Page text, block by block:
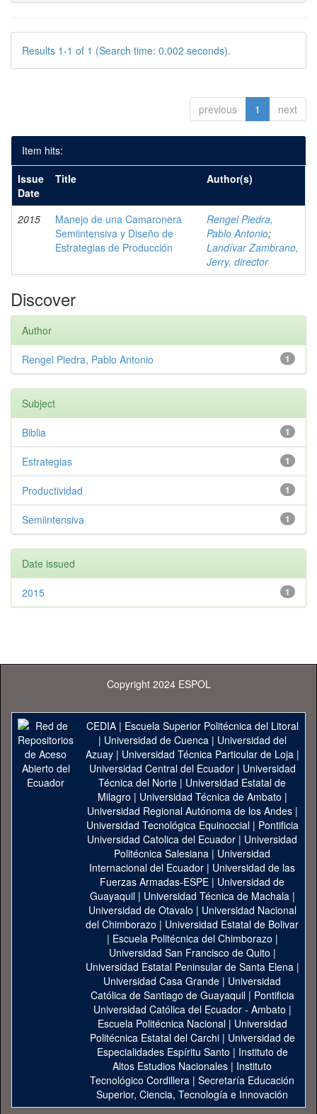
Results 1-1 of 1 (Search time: 0.002 seconds).
previous 1 next
Item hits:
Issue
Date
Title Author(s)
2015
Manejo de una Camaronera
Semiintensiva y Diseño de
Estrategias de Producción
Rengel Piedra,
Pablo Antonio;
Landívar Zambrano,
Jerry, director
Discover
Author
1
Rengel Piedra, Pablo Antonio
Subject
1
Biblia
1
Estrategias
1
Productividad
1
Semiintensiva
Date issued
1
2015
Copyright 2024 ESPOL
CEDIA| Escuela Superior Politécnica del Litoral
| Universidad de Cuenca| Universidad del
Azuay| Universidad Técnica Particular de Loja|
Universidad Central del Ecuador| Universidad
Técnica del Norte | Universidad Estatal de
Milagro | Universidad Técnica de Ambato |
Universidad Regional Autónoma de los Andes|
Universidad Tecnológica Equinoccial| Pontificia
Universidad Catolica del Ecuador | Universidad
Politécnica Salesiana | Universidad
Internacional del Ecuador | Universidad de las
Fuerzas Armadas-ESPE | Universidad de
Guayaquil| Universidad Técnica de Machala|
Universidad de Otavalo | Universidad Nacional
del Chimborazo | Universidad Estatal de Bolivar
| Escuela Politécnica del Chimborazo |
Universidad San Francisco de Quito |
Universidad Estatal Peninsular de Santa Elena|
Universidad Casa Grande | Universidad
Católica de Santiago de Guayaquil| Pontificia
Universidad Católica del Ecuador - Ambato |
Escuela Politécnica Nacional| Universidad
Politécnica Estatal del Carchi| Universidad de
Especialidades Espíritu Santo | Instituto de
Altos Estudios Nacionales | Instituto
Tecnológico Cordillera | Secretaría Educación
Superior, Ciencia, Tecnología e Innovación